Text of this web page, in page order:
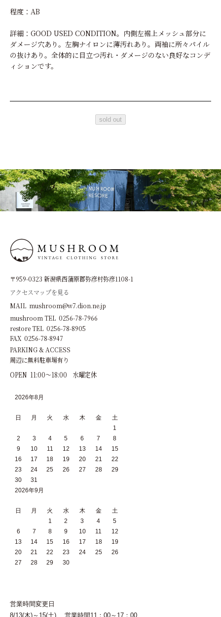
程度：AB
詳細：GOOD USED CONDITION。内側左裾上メッシュ部分に
ダメージ穴あり。左胸ナイロンに薄汚れあり。両袖に所々パイル
の抜けあり。全体的に目立つ汚れ・ダメージのない良好なコンデ
ィションです。
sold out
〒959-0323 新潟県西蒲原郡弥彦村弥彦1108-1
アクセスマップを見る
MAIL mushroom@w7.dion.ne.jp
mushroom TEL 0256-78-7966
restore TEL 0256-78-8905
FAX 0256-78-8947
PARKING & ACCESS
周辺に無料駐車場有り
OPEN 11:00～18:00 水曜定休
2026年8月
日 月 火 水 木 金
土
1
2
3 4 5 6 7
8
9
10 11 12 13 14
15
16
17 18 19 20 21
22
23
24 25 26 27 28
29
30
31
2026年9月
日 月 火 水 木 金
土
1
2 3 4
5
6
7 8 9 10 11
12
13
14 15 16 17 18
19
20
21 22 23 24 25
26
27
28 29 30
営業時間変更日
8/13(木)～15(土) 営業時間11：00～17：00